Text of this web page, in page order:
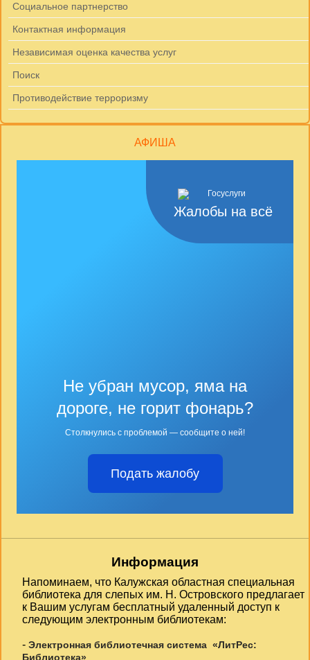
Социальное партнерство
Контактная информация
Независимая оценка качества услуг
Поиск
Противодействие терроризму
АФИША
Жалобы на всё
Не убран мусор, яма на
дороге, не горит фонарь?
Столкнулись с проблемой — сообщите о ней!
Подать жалобу
Информация
Напоминаем, что Калужская областная специальная
библиотека для слепых им. Н. Островского предлагает
к Вашим услугам бесплатный удаленный доступ к
следующим электронным библиотекам:
- Электронная библиотечная система «ЛитРес:
Библиотека»